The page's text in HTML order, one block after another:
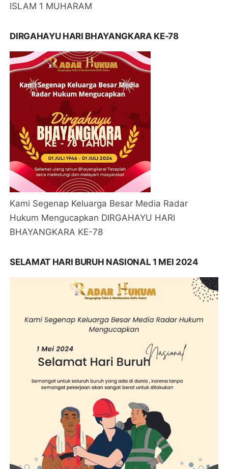
ISLAM 1 MUHARAM
DIRGAHAYU HARI BHAYANGKARA KE-78
Kami Segenap Keluarga Besar Media Radar
Hukum Mengucapkan DIRGAHAYU HARI
BHAYANGKARA KE-78
SELAMAT HARI BURUH NASIONAL 1 MEI 2024